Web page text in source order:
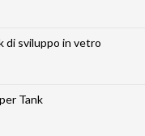
di sviluppo in vetro
Tank